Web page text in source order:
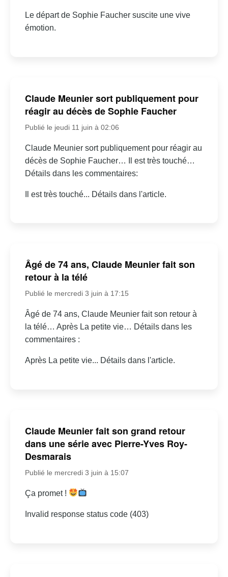
Le départ de Sophie Faucher suscite une vive
émotion.
Claude Meunier sort publiquement pour
réagir au décès de Sophie Faucher
Publié le jeudi 11 juin à 02:06
Claude Meunier sort publiquement pour réagir au
décès de Sophie Faucher… Il est très touché…
Détails dans les commentaires:
Il est très touché... Détails dans l'article.
Âgé de 74 ans, Claude Meunier fait son
retour à la télé
Publié le mercredi 3 juin à 17:15
Âgé de 74 ans, Claude Meunier fait son retour à
la télé… Après La petite vie… Détails dans les
commentaires :
Après La petite vie... Détails dans l'article.
Claude Meunier fait son grand retour
dans une série avec Pierre-Yves Roy-
Desmarais
Publié le mercredi 3 juin à 15:07
Ça promet !
Invalid response status code (403)